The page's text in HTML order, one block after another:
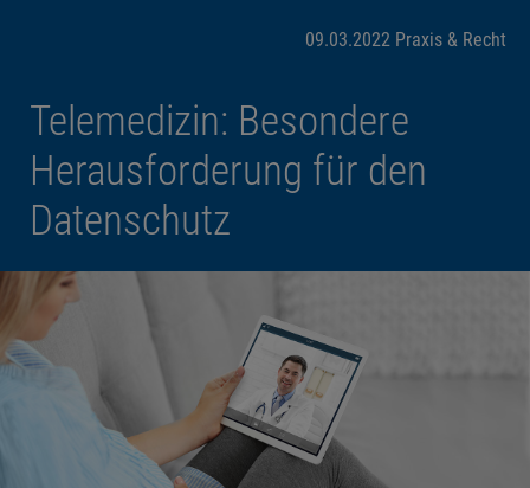
09.03.2022 Praxis & Recht
Telemedizin: Besondere
Herausforderung für den
Datenschutz